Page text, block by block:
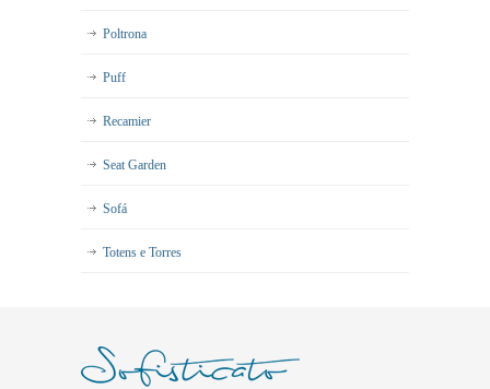
Poltrona
Puff
Recamier
Seat Garden
Sofá
Totens e Torres